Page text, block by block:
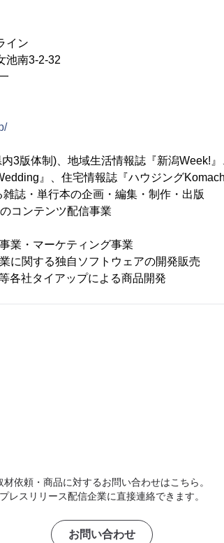
イン
池南3-2-32
3版体制)、地域生活情報誌『新潟Week!
』、住宅情報誌『ハウジング
誌・単行本の企画・編集・制作・出版
コンテンツ配信事業
業・マーケティング事業
に関する独自ソフトウェアの開発販売
各社タイアップによる商品開発
材依頼・商品に対するお問い合わせはこちら。
プレスリリース配信企業に直接連絡できます。
お問い合わせ